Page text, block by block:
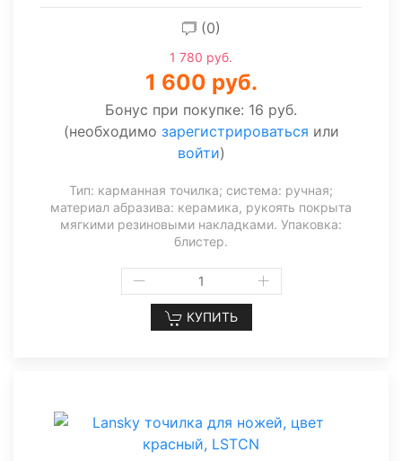
(0)
1 780 руб.
1 600 руб.
Бонус при покупке: 16 руб.
(необходимо зарегистрироваться или
войти)
Тип: карманная точилка; система: ручная;
материал абразива: керамика, рукоять покрыта
мягкими резиновыми накладками. Упаковка:
блистер.
КУПИТЬ